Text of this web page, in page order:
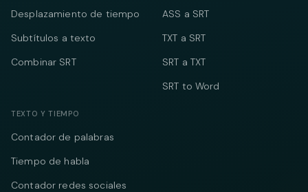
Desplazamiento de tiempo
Subtítulos a texto
Combinar SRT
ASS a SRT
TXT a SRT
SRT a TXT
SRT to Word
TEXTO Y TIEMPO
Contador de palabras
Tiempo de habla
Contador redes sociales